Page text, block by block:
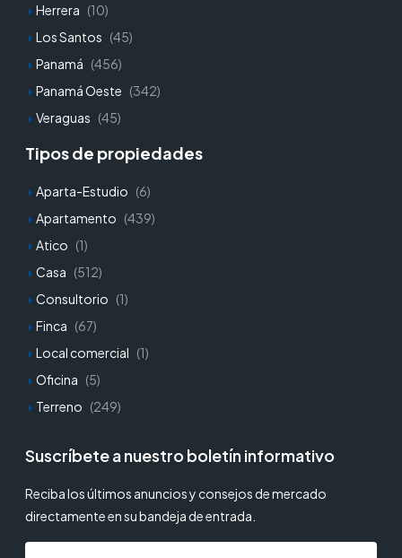
Herrera (10)
Los Santos (45)
Panamá (456)
Panamá Oeste (342)
Veraguas (45)
Tipos de propiedades
Aparta-Estudio (6)
Apartamento (439)
Atico (1)
Casa (512)
Consultorio (1)
Finca (67)
Local comercial (1)
Oficina (5)
Terreno (249)
Suscríbete a nuestro boletín informativo
Reciba los últimos anuncios y consejos de mercado
directamente en su bandeja de entrada.